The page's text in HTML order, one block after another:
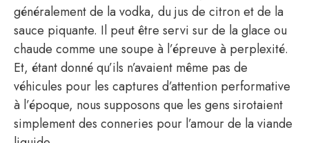
généralement de la vodka, du jus de citron et de la
sauce piquante. Il peut être servi sur de la glace ou
chaude comme une soupe à l’épreuve à perplexité.
Et, étant donné qu’ils n’avaient même pas de
véhicules pour les captures d’attention performative
à l’époque, nous supposons que les gens sirotaient
simplement des conneries pour l’amour de la viande